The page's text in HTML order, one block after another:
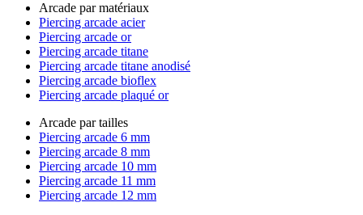
Arcade par matériaux
Piercing arcade acier
Piercing arcade or
Piercing arcade titane
Piercing arcade titane anodisé
Piercing arcade bioflex
Piercing arcade plaqué or
Arcade par tailles
Piercing arcade 6 mm
Piercing arcade 8 mm
Piercing arcade 10 mm
Piercing arcade 11 mm
Piercing arcade 12 mm